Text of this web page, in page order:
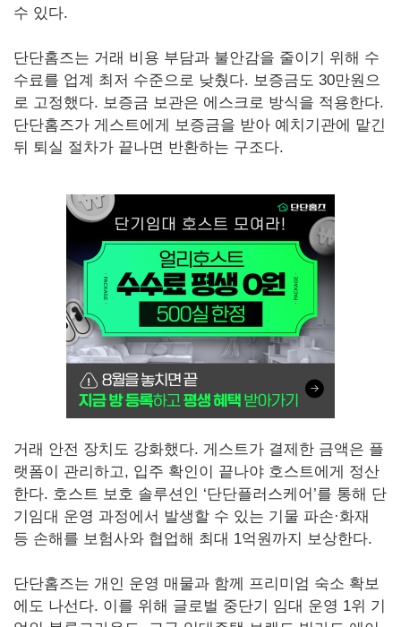
수 있다.
단단홈즈는 거래 비용 부담과 불안감을 줄이기 위해 수
수료를 업계 최저 수준으로 낮췄다. 보증금도 30만원으
로 고정했다. 보증금 보관은 에스크로 방식을 적용한다.
단단홈즈가 게스트에게 보증금을 받아 예치기관에 맡긴
뒤 퇴실 절차가 끝나면 반환하는 구조다.
거래 안전 장치도 강화했다. 게스트가 결제한 금액은 플
랫폼이 관리하고, 입주 확인이 끝나야 호스트에게 정산
한다. 호스트 보호 솔루션인 ‘단단플러스케어’를 통해 단
기임대 운영 과정에서 발생할 수 있는 기물 파손·화재
등 손해를 보험사와 협업해 최대 1억원까지 보상한다.
단단홈즈는 개인 운영 매물과 함께 프리미엄 숙소 확보
에도 나선다. 이를 위해 글로벌 중단기 임대 운영 1위 기